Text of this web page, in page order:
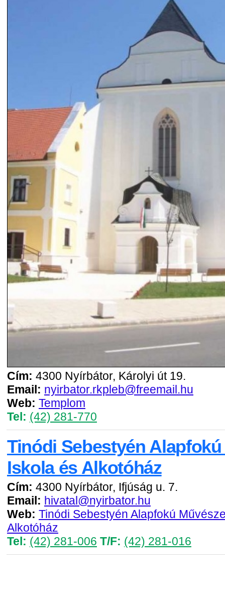
Cím: 4300 Nyírbátor, Károlyi út 19.
Email: nyirbator.rkpleb@freemail.hu
Web: Templom
Tel: (42) 281-770
Tinódi Sebestyén
Iskola és Alkotóház
Cím: 4300 Nyírbátor, Ifjúság u. 7.
Email: hivatal@nyirbator.hu
Web: Tinódi Sebestyén Alapfokú
Alkotóház
Tel: (42) 281-006 T/F: (42) 281-016